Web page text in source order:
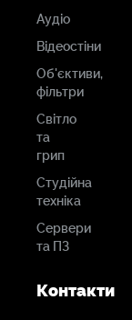
Аудіо
Відеостіни
Об'єктиви,
фільтри
Світло
та
грип
Студійна
техніка
Сервери
та ПЗ
Контакти